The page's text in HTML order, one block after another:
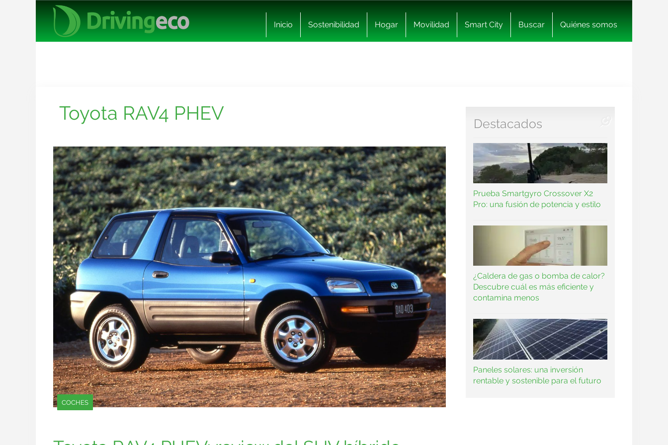
Inicio Sostenibilidad Hogar Movilidad Smart City Buscar Quiénes somos
Toyota RAV4 PHEV
COCHES
Destacados
Prueba Smartgyro Crossover X2
Pro: una fusión de potencia y estilo
¿Caldera de gas o bomba de calor?
Descubre cuál es más eficiente y
contamina menos
Paneles solares: una inversión
rentable y sostenible para el futuro